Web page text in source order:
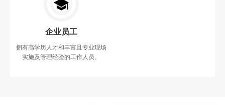
企业员工
拥有高学历人才和丰富且专业现场
实施及管理经验的工作人员。